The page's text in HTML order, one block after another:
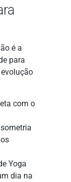
é a
para
com o
Yoga
dia na